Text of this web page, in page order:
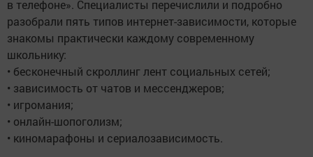
в телефоне». Специалисты перечислили и подробно
разобрали пять типов интернет-зависимости, которые
знакомы практически каждому современному
школьнику:
• бесконечный скроллинг лент социальных сетей;
• зависимость от чатов и мессенджеров;
• игромания;
• онлайн-шопоголизм;
• киномарафоны и сериалозависимость.